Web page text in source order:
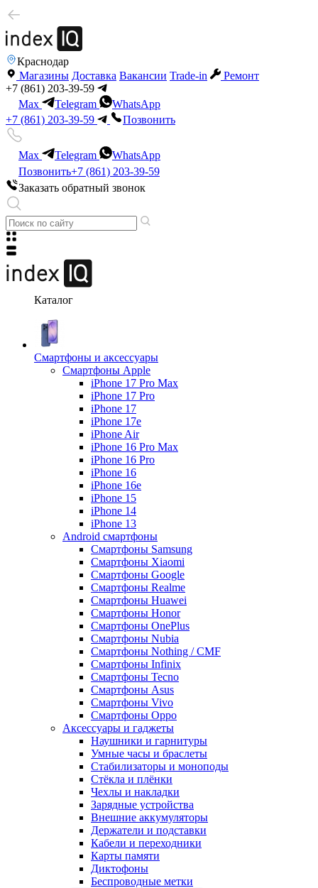
Краснодар
Магазины Доставка Вакансии Trade-in
Ремонт
+7 (861) 203-39-59
Max
Telegram
WhatsApp
+7 (861) 203-39-59
Позвонить
Max Telegram
WhatsApp
Позвонить+7 (861) 203-39-59
Заказать обратный звонок
Каталог
Смартфоны и аксессуары
Смартфоны Apple
iPhone 17 Pro Max
iPhone 17 Pro
iPhone 17
iPhone 17e
iPhone Air
iPhone 16 Pro Max
iPhone 16 Pro
iPhone 16
iPhone 16e
iPhone 15
iPhone 14
iPhone 13
Android cмартфоны
Смартфоны Samsung
Смартфоны Xiaomi
Смартфоны Google
Смартфоны Realme
Смартфоны Huawei
Смартфоны Honor
Смартфоны OnePlus
Смартфоны Nubia
Смартфоны Nothing / CMF
Смартфоны Infinix
Смартфоны Tecno
Смартфоны Asus
Смартфоны Vivo
Смартфоны Oppo
Аксессуары и гаджеты
Наушники и гарнитуры
Умные часы и браслеты
Стабилизаторы и моноподы
Стёкла и плёнки
Чехлы и накладки
Зарядные устройства
Внешние аккумуляторы
Держатели и подставки
Кабели и переходники
Карты памяти
Диктофоны
Беспроводные метки